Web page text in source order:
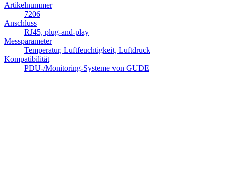
Artikelnummer
7206
Anschluss
RJ45, plug-and-play
Messparameter
Temperatur, Luftfeuchtigkeit, Luftdruck
Kompatibilität
PDU-/Monitoring-Systeme von GUDE